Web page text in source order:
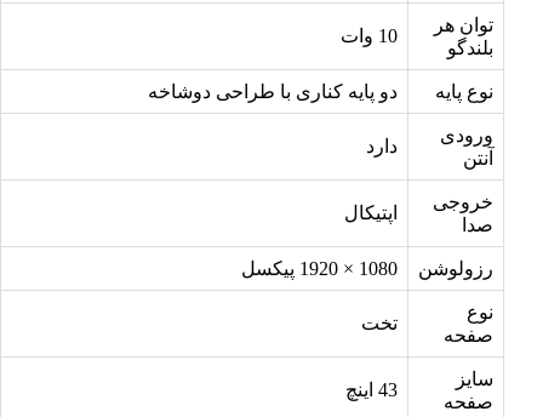
توان هر
بلندگو
نوع پایه دو پایه کناری با طراحی دوشاخه
ورودی
آنتن
دارد
خروجی
صدا
اپتیکال
رزولوشن 1080 × 1920 پیکسل
نوع
صفحه
تخت
سایز
صفحه